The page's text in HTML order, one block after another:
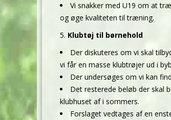
Vi snakker med U19 om at
og øge kvaliteten til træning.
Klubtøj til børnehold
Der diskuteres om vi skal
vi får en masse klubtrøjer ud i
Der undersøges om vi kan
Det resterede beløb der skal
klubhuset af i sommers.
Forslaget vedtages af en